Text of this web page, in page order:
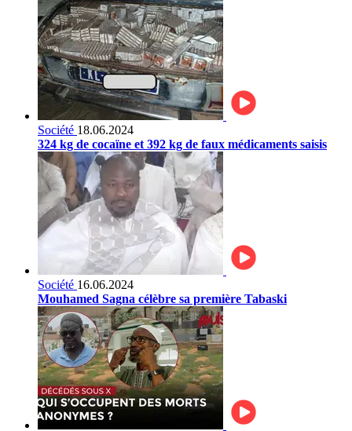
Société 18.06.2024
324 kg de cocaïne et 392 kg de faux médicaments saisis
Société 16.06.2024
Mouhamed Sagna célèbre sa première Tabaski